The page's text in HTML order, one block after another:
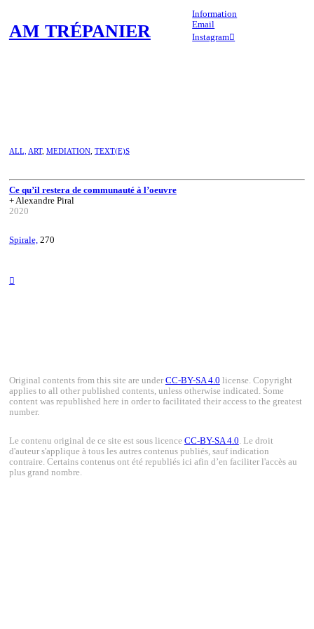
AM TRÉPANIER
Information
Email
Instagram︎︎︎
ALL, ART, MEDIATION, TEXT(E)S
Ce qu’il restera de communauté à l’oeuvre
+ Alexandre Piral
2020
Spirale, 270
︎
Original contents from this site are under CC-BY-SA 4.0 license. Copyright
applies to all other published contents, unless otherwise indicated. Some
content was republished here in order to facilitated their access to the greatest
number.
Le contenu original de ce site est sous licence CC-BY-SA 4.0 . Le droit
d'auteur s'applique à tous les autres contenus publiés, sauf indication
contraire. Certains contenus ont été republiés ici afin d’en faciliter l'accès au
plus grand nombre.